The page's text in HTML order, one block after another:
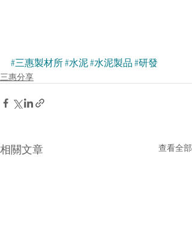
#三惠製材所#水泥#水泥製品#研發
三惠分享
相關文章 查看全部